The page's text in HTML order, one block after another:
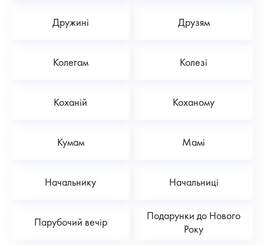
Дружині Друзям
Колегам Колезі
Коханій Коханому
Кумам Мамі
Начальнику Начальниці
Парубочий вечір
Подарунки до Нового
Року